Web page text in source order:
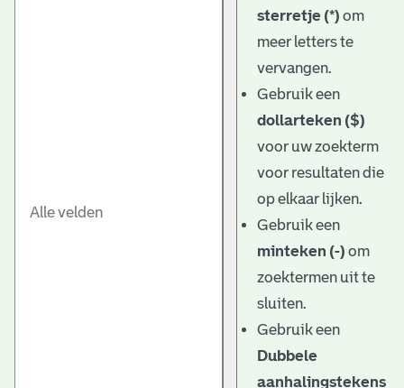
sterretje (*) om
meer letters te
vervangen.
Gebruik een
dollarteken ($)
voor uw zoekterm
voor resultaten die
op elkaar lijken.
Gebruik een
minteken (-) om
zoektermen uit te
sluiten.
Gebruik een
Dubbele
aanhalingstekens